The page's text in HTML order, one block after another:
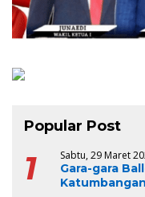
Popular Post
1 Sabtu, 29 Maret
Gara-gara